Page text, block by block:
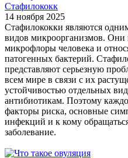
Стафилококк
14 ноября 2025
Стафилококки являются
видов микроорганизмов. Они
микрофлоры человека и
патогенных бактерий.
представляют серьезную
всем мире в связи с их
устойчивостью отдельных
антибиотикам. Поэтому
факторы риска, основные
инфекций и к кому
заболевание.